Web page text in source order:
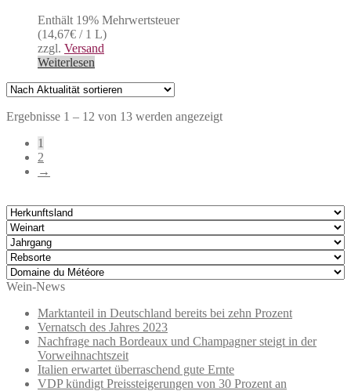
Enthält 19% Mehrwertsteuer
(14,67€ / 1 L)
zzgl. Versand
Weiterlesen
Ergebnisse 1 – 12 von 13 werden angezeigtNach
1
2
→
Wein-News
Marktanteil in Deutschland bereits bei zehn Prozent
Vernatsch des Jahres 2023
Nachfrage nach Bordeaux und Champagner steigt in der
Vorweihnachtszeit
Italien erwartet überraschend gute Ernte
VDP kündigt Preissteigerungen von 30 Prozent an